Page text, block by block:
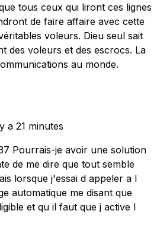
tous ceux qui liront ces lignes
de faire affaire avec cette
voleurs. Dieu seul sait
des voleurs et des escrocs. La
au monde.
a 21 minutes
Pourrais-je avoir une solution
de me dire que tout semble
lorsque j'essai d appeler a l
automatique me disant que
et qu il faut que j active l